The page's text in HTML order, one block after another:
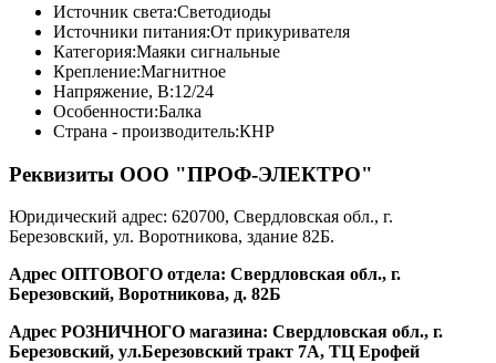
Источник света:Светодиоды
Источники питания:От прикуривателя
Категория:Маяки сигнальные
Крепление:Магнитное
Напряжение, В:12/24
Особенности:Балка
Страна - производитель:КНР
Реквизиты ООО "ПРОФ-ЭЛЕКТРО"
Юридический адрес: 620700, Свердловская обл., г.
Березовский, ул. Воротникова, здание 82Б.
Адрес ОПТОВОГО отдела: Свердловская обл., г.
Березовский, Воротникова, д. 82Б
Адрес РОЗНИЧНОГО магазина: Свердловская обл., г.
Березовский, ул.Березовский тракт 7А, ТЦ Ерофей